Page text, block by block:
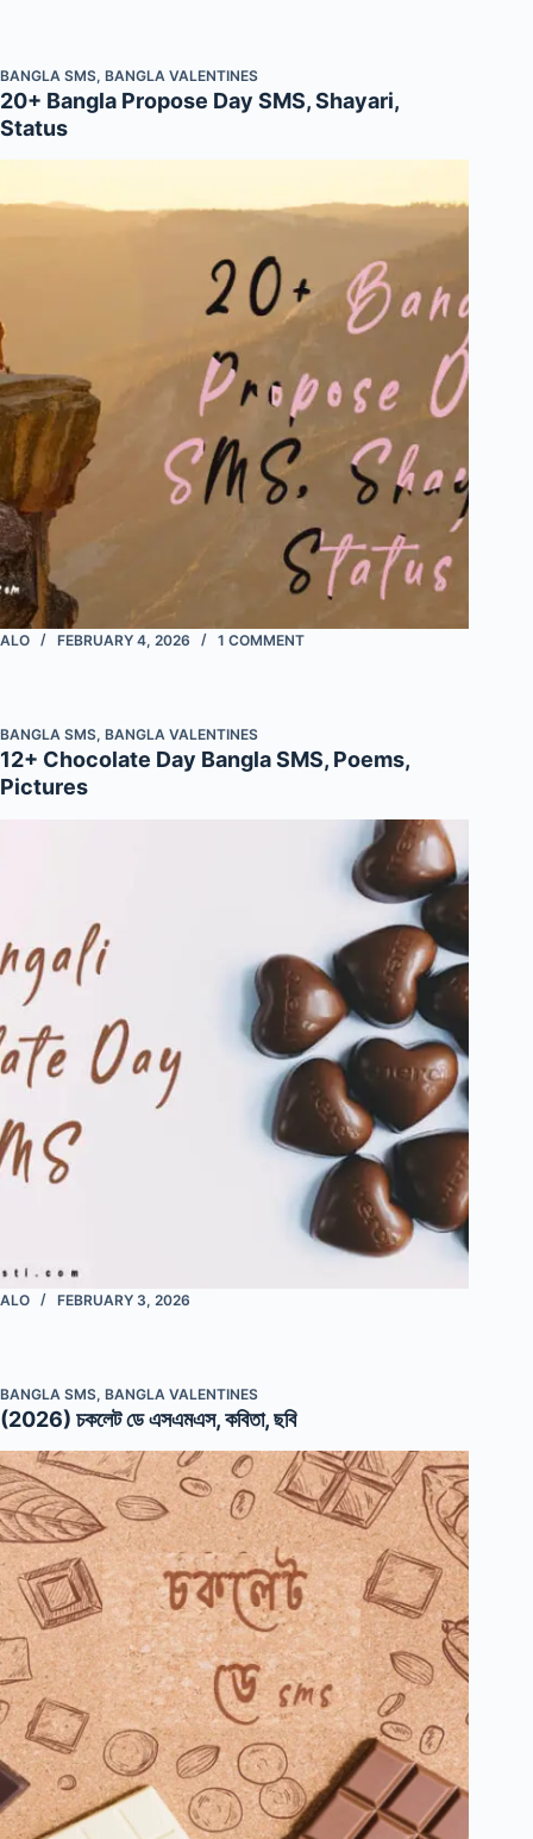
BANGLA SMS, BANGLA VALENTINES
20+ Bangla Propose Day SMS, Shayari,
Status
ALO FEBRUARY 4, 2026 1 COMMENT
BANGLA SMS, BANGLA VALENTINES
12+ Chocolate Day Bangla SMS, Poems,
Pictures
ALO FEBRUARY 3, 2026
BANGLA SMS, BANGLA VALENTINES
(2026) চকলেট ডে এসএমএস, কবিতা, ছবি